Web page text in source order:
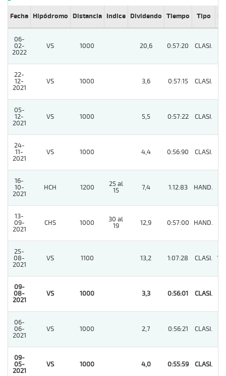
Fecha Hipódromo Distancia Indice Dividendo Tiempo Tipo Lº
06-
02-
2022
VS 1000 20,6 0:57:20 CLASI.
22-
12-
2021
VS 1000 3,6 0:57:15 CLASI.
05-
12-
2021
VS 1000 5,5 0:57:22 CLASI.
24-
11-
2021
VS 1000 4,4 0:56:90 CLASI.
16-
10-
2021
HCH 1200
25 al
15
7,4 1:12:83 HAND.
13-
09-
2021
CHS 1000
30 al
19
12,9 0:57:00 HAND.
25-
08-
2021
VS 1100 13,2 1:07:28 CLASI. 10
09-
08-
2021
VS 1000 3,3 0:56:01 CLASI.
06-
06-
2021
VS 1000 2,7 0:56:21 CLASI.
09-
05-
2021
VS 1000 4,0 0:55:59 CLASI.